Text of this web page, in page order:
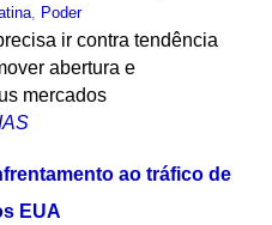
, Poder
ir contra tendência
abertura e
mercados
ao tráfico de
EUA